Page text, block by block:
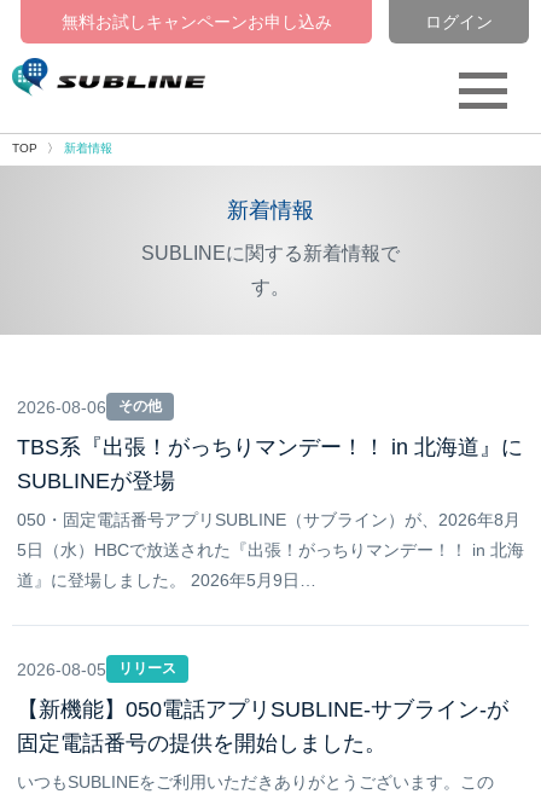
無料お試しキャンペーンお申し込み ログイン
TOP 新着情報
新着情報
SUBLINEに関する新着情報で
す。
2026-08-06 その他
TBS系『出張！がっちりマンデー！！ in 北海道』に
SUBLINEが登場
050・固定電話番号アプリSUBLINE（サブライン）が、2026年8月
5日（水）HBCで放送された『出張！がっちりマンデー！！ in 北海
道』に登場しました。 2026年5月9日…
2026-08-05 リリース
【新機能】050電話アプリSUBLINE-サブライン-が
固定電話番号の提供を開始しました。
いつもSUBLINEをご利用いただきありがとうございます。この